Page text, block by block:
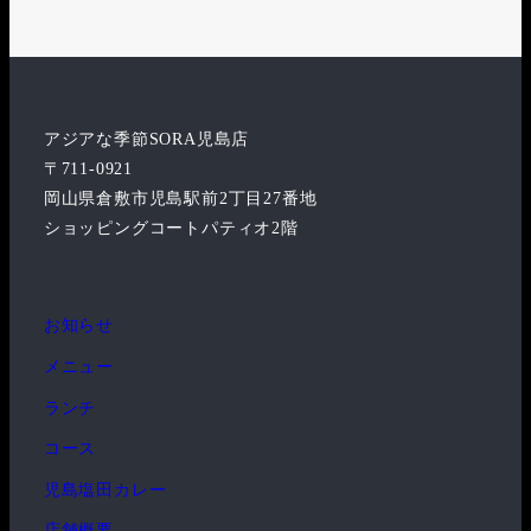
アジアな季節SORA児島店
〒711-0921
岡山県倉敷市児島駅前2丁目27番地
ショッピングコートパティオ2階
お知らせ
メニュー
ランチ
コース
児島塩田カレー